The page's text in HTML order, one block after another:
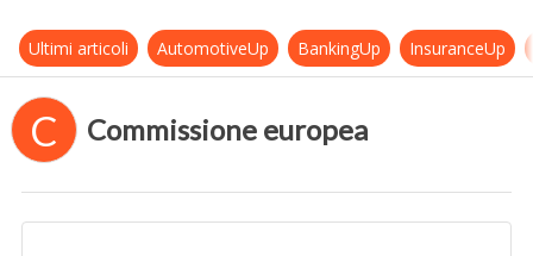
Ultimi articoli AutomotiveUp BankingUp InsuranceUp
C Commissione europea